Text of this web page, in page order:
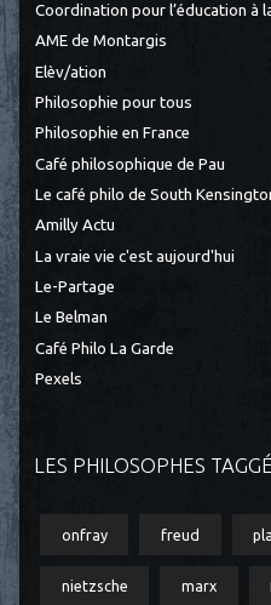
Coordination pour l’éducation à
AME de Montargis
Elèv/ation
Philosophie pour tous
Philosophie en France
Café philosophique de Pau
Le café philo de South
Amilly Actu
La vraie vie c'est aujourd'hui
Le-Partage
Le Belman
Café Philo La Garde
Pexels
LES PHILOSOPHES
onfray freud
nietzsche marx